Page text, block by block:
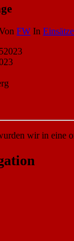
FW In Einsätze
wir in eine